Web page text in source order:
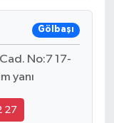
Gölbaşı
No:7 17-
yanı
27